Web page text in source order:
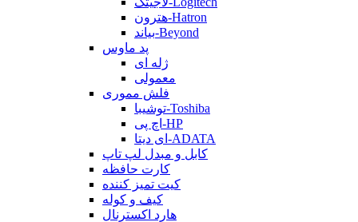
هترون-Hatron
بیاند-Beyond
پد ماوس
ژله ای
معمولی
فلش مموری
توشیبا-Toshiba
اچ پی-HP
ای دیتا-ADATA
کابل و مبدل لپ تاپ
کارت حافظه
کیت تمیز کننده
کیف و کوله
هارد اکسترنال